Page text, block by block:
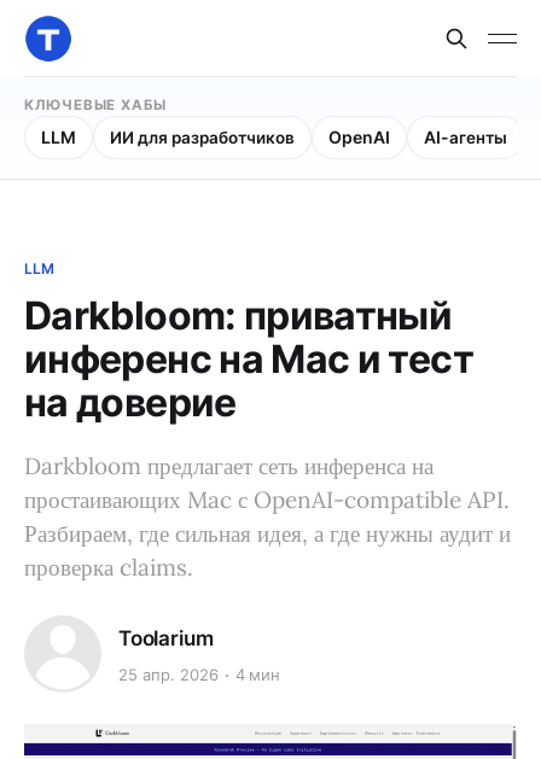
КЛЮЧЕВЫЕ ХАБЫ
LLM ИИ для разработчиков OpenAI AI-агенты
LLM
Darkbloom: приватный
инференс на Mac и тест
на доверие
Darkbloom предлагает сеть инференса на
простаивающих Mac с OpenAI-compatible API.
Разбираем, где сильная идея, а где нужны аудит и
проверка claims.
Toolarium
25 апр. 2026 4 мин